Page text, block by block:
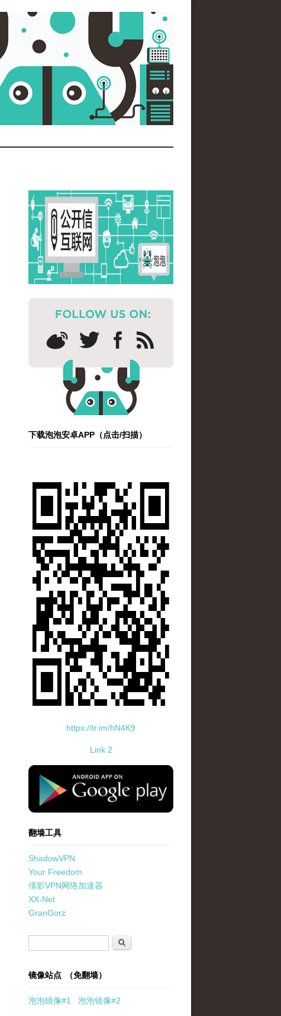
下载泡泡安卓APP（点击/扫描）
https://tr.im/hN4K9
Link 2
standard-icon-googleplay-app-store.png
翻墙工具
ShadowVPN
Your Freedom
倩影VPN网络加速器
XX-Net
GranGorz
搜索
镜像站点 （免翻墙）
泡泡镜像#1 泡泡镜像#2